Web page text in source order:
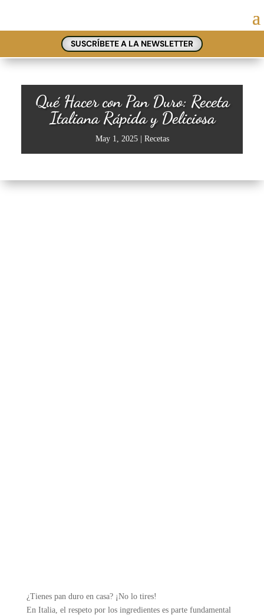
SUSCRÍBETE A LA NEWSLETTER
Qué Hacer con Pan Duro: Receta
Italiana Rápida y Deliciosa
May 1, 2025| Recetas
¿Tienes pan duro en casa? ¡No lo tires!
En Italia, el respeto por los ingredientes es parte fundamental